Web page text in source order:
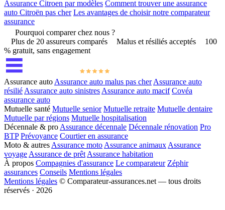
Assurance Citroen par modèles Comment trouver une assurance
auto Citroën pas cher Les avantages de choisir notre comparateur
assurance
Pourquoi comparer chez nous ?
Plus de 20 assureurs comparés
Malus et résiliés acceptés
100
% gratuit, sans engagement
Assurance auto Assurance auto malus pas cher Assurance auto
résilié Assurance auto sinistres Assurance auto macif Covéa
assurance auto
Mutuelle santé Mutuelle senior Mutuelle retraite Mutuelle dentaire
Mutuelle par régions Mutuelle hospitalisation
Décennale & pro Assurance décennale Décennale rénovation Pro
BTP Prévoyance Courtier en assurance
Moto & autres Assurance moto Assurance animaux Assurance
voyage Assurance de prêt Assurance habitation
À propos Compagnies d'assurance Le comparateur Zéphir
assurances Conseils Mentions légales
Mentions légales © Comparateur-assurances.net — tous droits
réservés · 2026